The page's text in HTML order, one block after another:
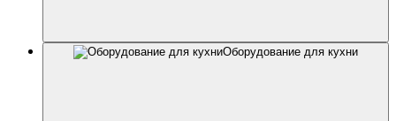
Оборудование для кухни